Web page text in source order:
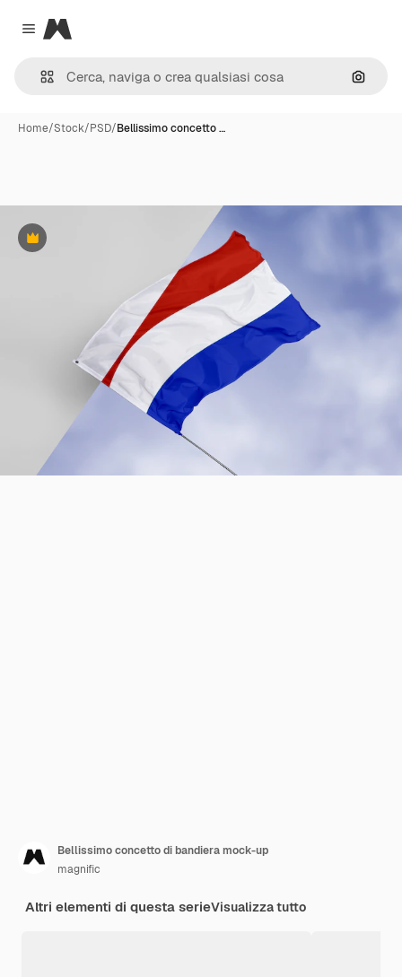
Close menu
Magnific
Cerca
Home/Stock/PSD/Bellissimo concetto …
Premium
Bellissimo concetto di bandiera mock-up
magnific
Altri elementi di questa serieVisualizza tutto